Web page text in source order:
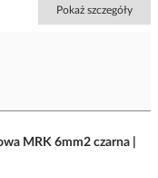
Pokaż szczegóły
MRK 6mm2 czarna |